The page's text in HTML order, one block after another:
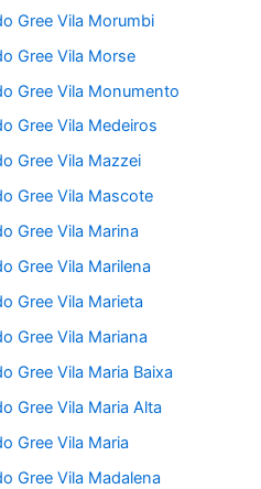
Gree Vila Morumbi
Gree Vila Morse
Gree Vila Monumento
Gree Vila Medeiros
Gree Vila Mazzei
Gree Vila Mascote
Gree Vila Marina
Gree Vila Marilena
Gree Vila Marieta
Gree Vila Mariana
Gree Vila Maria Baixa
Gree Vila Maria Alta
Gree Vila Maria
Gree Vila Madalena